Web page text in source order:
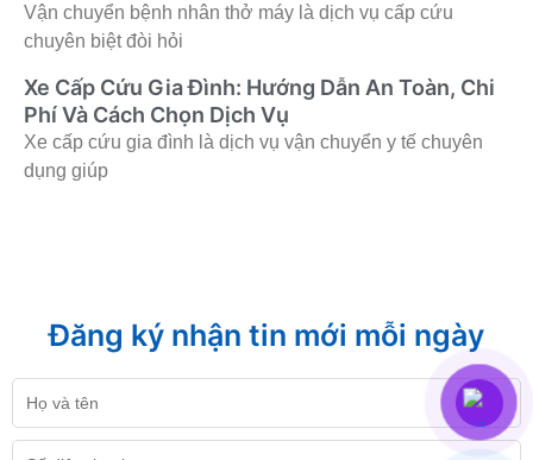
Vận chuyển bệnh nhân thở máy là dịch vụ cấp cứu
chuyên biệt đòi hỏi
Xe Cấp Cứu Gia Đình: Hướng Dẫn An Toàn, Chi
Phí Và Cách Chọn Dịch Vụ
Xe cấp cứu gia đình là dịch vụ vận chuyển y tế chuyên
dụng giúp
Đăng ký nhận tin mới mỗi ngày
và
tên